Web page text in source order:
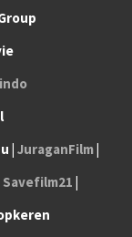
| JuraganFilm|
Savefilm21 |